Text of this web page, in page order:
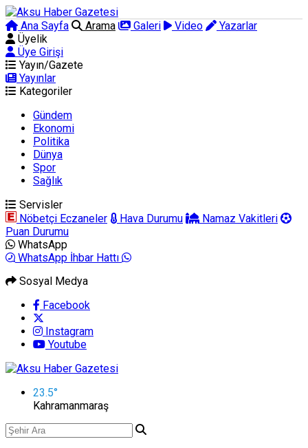
Ana Sayfa Arama Galeri Video
Yazarlar
Üyelik
Üye Girişi
Yayın/Gazete
Yayınlar
Kategoriler
Gündem
Ekonomi
Politika
Dünya
Spor
Sağlık
Servisler
Nöbetçi Eczaneler
Hava Durumu
Namaz Vakitleri
Puan Durumu
WhatsApp
WhatsApp İhbar Hattı
Sosyal Medya
Facebook
Instagram
Youtube
23.5°
Kahramanmaraş